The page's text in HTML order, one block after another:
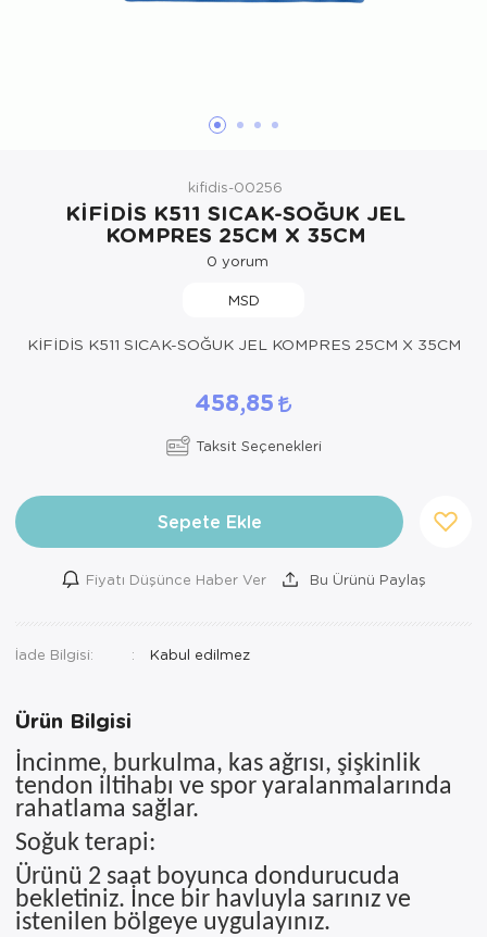
KIzilotesi isik
Ortopedi Ürünleri
Ortopedi Ürünleri
Sarf Malzemeleri
Sarf Malzemeleri
Yara Bakım Ürünleri
kifidis-00256
KİFİDİS K511 SICAK-SOĞUK JEL
KOMPRES 25CM X 35CM
0 yorum
MSD
KİFİDİS K511 SICAK-SOĞUK JEL KOMPRES 25CM X 35CM
458,85
Taksit Seçenekleri
Sepete Ekle
Fiyatı Düşünce Haber Ver Bu Ürünü Paylaş
İade Bilgisi:
Ürün Bilgisi
İncinme, burkulma, kas ağrısı, şişkinlik
tendon iltihabı ve spor yaralanmalarında
rahatlama sağlar.
Soğuk terapi:
Ürünü 2 saat boyunca dondurucuda
bekletiniz. İnce bir havluyla sarınız ve
istenilen bölgeye uygulayınız.